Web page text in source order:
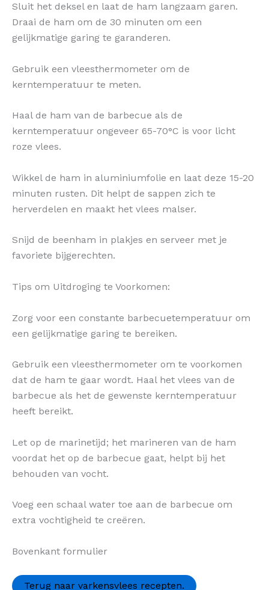
Sluit het deksel en laat de ham langzaam garen.
Draai de ham om de 30 minuten om een
gelijkmatige garing te garanderen.
Gebruik een vleesthermometer om de
kerntemperatuur te meten.
Haal de ham van de barbecue als de
kerntemperatuur ongeveer 65-70°C is voor licht
roze vlees.
Wikkel de ham in aluminiumfolie en laat deze 15-20
minuten rusten. Dit helpt de sappen zich te
herverdelen en maakt het vlees malser.
Snijd de beenham in plakjes en serveer met je
favoriete bijgerechten.
Tips om Uitdroging te Voorkomen:
Zorg voor een constante barbecuetemperatuur om
een gelijkmatige garing te bereiken.
Gebruik een vleesthermometer om te voorkomen
dat de ham te gaar wordt. Haal het vlees van de
barbecue als het de gewenste kerntemperatuur
heeft bereikt.
Let op de marinetijd; het marineren van de ham
voordat het op de barbecue gaat, helpt bij het
behouden van vocht.
Voeg een schaal water toe aan de barbecue om
extra vochtigheid te creëren.
Bovenkant formulier
Terug naar varkensvlees recepten.